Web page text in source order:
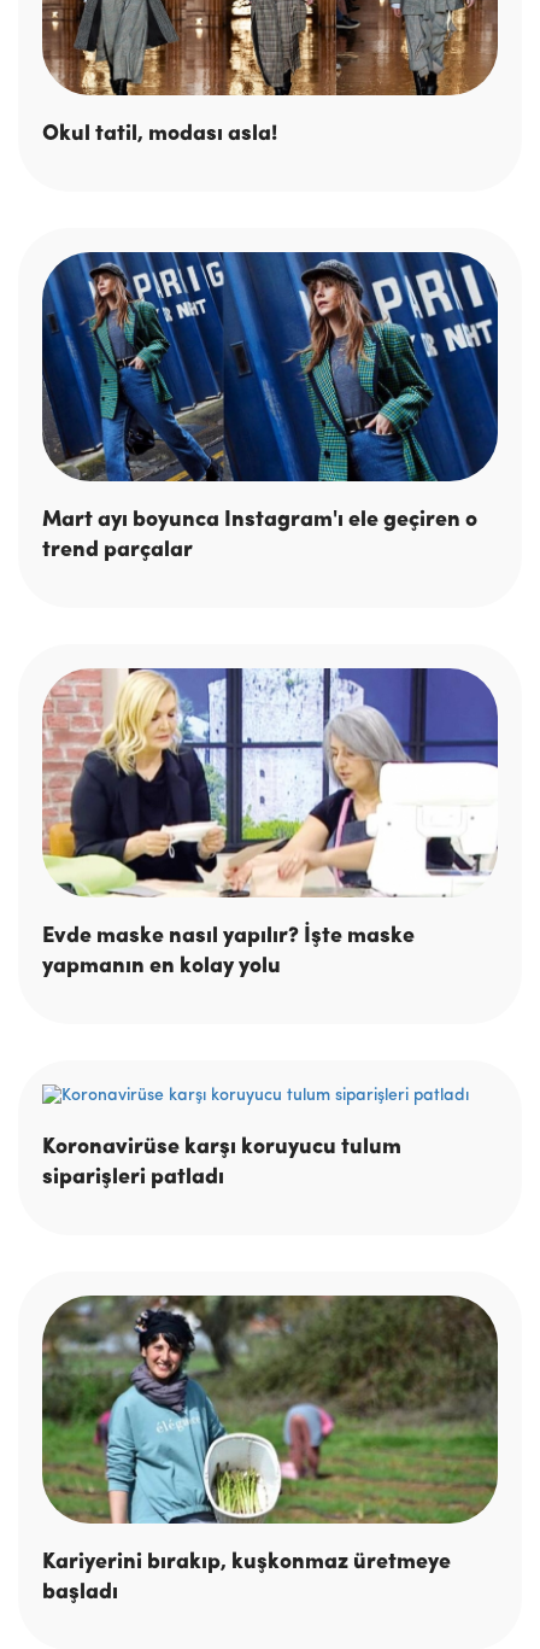
Okul tatil, modası asla!
Mart ayı boyunca Instagram'ı ele geçiren o
trend parçalar
Evde maske nasıl yapılır? İşte maske
yapmanın en kolay yolu
Koronavirüse karşı koruyucu tulum
siparişleri patladı
Kariyerini bırakıp, kuşkonmaz üretmeye
başladı